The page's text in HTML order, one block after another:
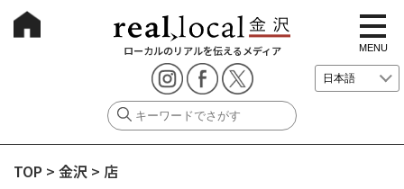
ローカルのリアルを伝えるメディア
t
o
g
g
e
i
MENU
TOP > 金沢 > 店